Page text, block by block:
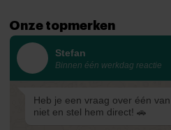
Verkeersbord detectie
Vermoeidheids herkenning
airco automatisch
Apple Carplay/Android Auto
Onze topmerken
KIA
Ford
Mazda
Stefan
Binnen één werkdag reactie
Heb je een vraag over één
niet en stel hem direct! 🚗